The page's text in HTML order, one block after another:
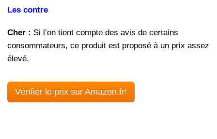
Les contre
Cher : Si l’on tient compte des avis de certains
consommateurs, ce produit est proposé à un prix assez
élevé.
Vérifier le prix sur Amazon.fr!